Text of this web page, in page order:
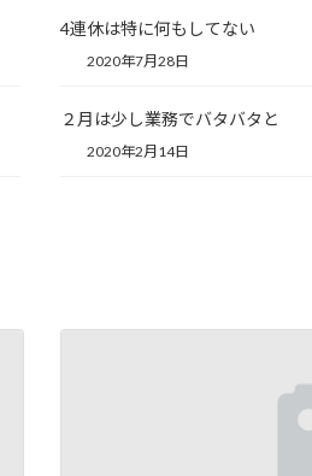
4連休は特に何もしてない
2020年7月28日
２月は少し業務でバタバタと
2020年2月14日